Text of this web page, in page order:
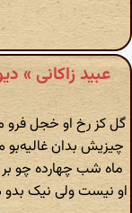
عبید زاکانی »
گل کز رخ او خجل فرو
چیزیش بدان غالیه‌بو
ماه شب چهارده چو
او نیست ولی نیک بدو